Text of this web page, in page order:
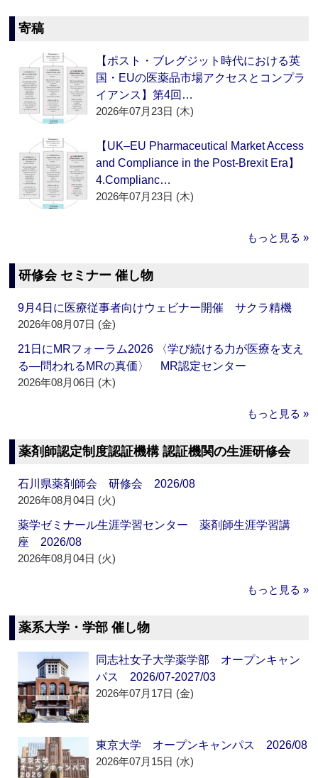
寄稿
【ポスト・ブレグジット時代における英
国・EUの医薬品市場アクセスとコンプラ
イアンス】第4回…
2026年07月23日 (木)
【UK–EU Pharmaceutical Market Access
and Compliance in the Post-Brexit Era】
4.Complianc…
2026年07月23日 (木)
もっと見る »
研修会 セミナー 催し物
9月4日に医療従事者向けウェビナー開催 サクラ精機
2026年08月07日 (金)
21日にMRフォーラム2026 〈学び続ける力が医療を支え
る―問われるMRの真価〉 MR認定センター
2026年08月06日 (木)
もっと見る »
薬剤師認定制度認証機構 認証機関の生涯研修会
石川県薬剤師会 研修会 2026/08
2026年08月04日 (火)
薬学ゼミナール生涯学習センター 薬剤師生涯学習講
座 2026/08
2026年08月04日 (火)
もっと見る »
薬系大学・学部 催し物
同志社女子大学薬学部 オープンキャン
パス 2026/07-2027/03
2026年07月17日 (金)
東京大学 オープンキャンパス 2026/08
2026年07月15日 (水)